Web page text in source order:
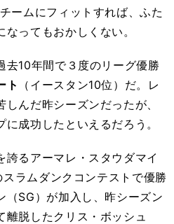
ームにフィットすれば、ふた
ってもおかしくない。
10年間で３度のリーグ優勝
ト
（イースタン10位）だ。レ
んだ昨シーズンだったが、
成功したといえるだろう。
るアーマレ・スタウダマイ
ラムダンクコンテストで優勝
（SG）が加入し、昨シーズン
離脱したクリス・ボッシュ